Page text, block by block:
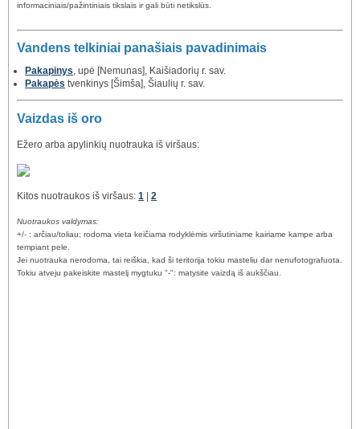
informaciniais/pažintiniais tikslais ir gali būti netikslūs.
Vandens telkiniai panašiais pavadinimais
Pakapinys, upė [Nemunas], Kaišiadorių r. sav.
Pakapės tvenkinys [Šimša], Šiaulių r. sav.
Vaizdas iš oro
Ežero arba apylinkių nuotrauka iš viršaus:
Kitos nuotraukos iš viršaus: 1 | 2
Nuotraukos valdymas:
+/- : arčiau/toliau; rodoma vieta keičiama rodyklėmis viršutiniame kairiame kampe arba
tempiant pele.
Jei nuotrauka nerodoma, tai reiškia, kad ši teritorija tokiu masteliu dar nenufotografuota.
Tokiu atveju pakeiskite mastelį mygtuku "-": matysite vaizdą iš aukščiau.